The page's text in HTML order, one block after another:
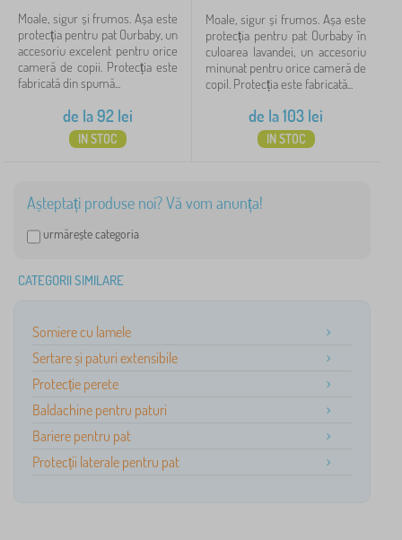
Moale, sigur și frumos. Așa este
protecția pentru pat Ourbaby, un
accesoriu excelent pentru orice
cameră de copii. Protecția este
fabricată din spumă...
de la92 lei
IN STOC
Moale, sigur și frumos. Așa este
protecția pentru pat Ourbaby în
culoarea lavandei, un accesoriu
minunat pentru orice cameră de
copil. Protecția este fabricată...
de la103 lei
IN STOC
Așteptați produse noi? Vă vom anunța!
urmărește categoria
CATEGORII SIMILARE
Somiere cu lamele
Sertare și paturi extensibile
Protecție perete
Baldachine pentru paturi
Bariere pentru pat
Protecții laterale pentru pat